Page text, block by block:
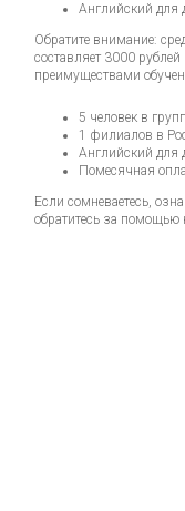
Английский для
Обратите внимание:
составляет 3000
преимуществами
5 человек в
1 филиалов в
Английский для
Помесячная
Если сомневаетесь,
обратитесь за